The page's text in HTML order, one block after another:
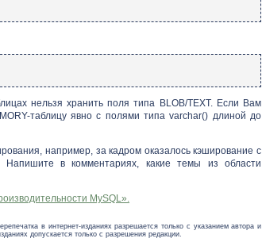
нельзя хранить поля типа BLOB/TEXT. Если Вам
таблицу явно с полями типа varchar() длиной до
например, за кадром оказалось кэширование с
в комментариях, какие темы из области
MySQL».
в интернет-изданиях разрешается только с указанием автора и
допускается только с разрешения редакции.